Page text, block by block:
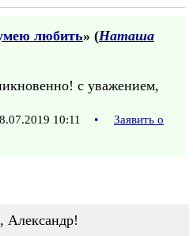
любить» (Наташа
с уважением,
10:11 •
Заявить о
Александр!